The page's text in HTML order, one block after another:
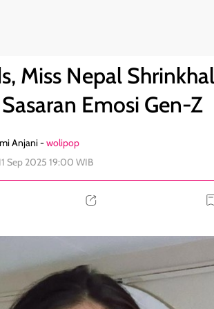
Miss Nepal
Emosi Gen-Z
Anjani -wolipop
Sep 2025 19:00 WIB